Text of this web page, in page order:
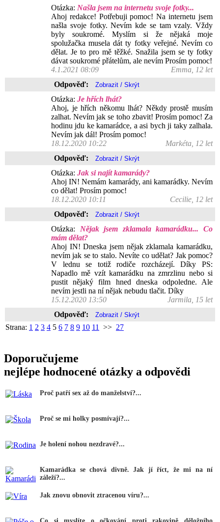
Otázka: Našla jsem na internetu svoje fotky...
Ahoj redakce! Potřebuji pomoc! Na internetu jsem
našla svoje fotky. Nevím kde se tam vzaly. Vždy
byly soukromé. Myslím si že nějaká moje
spolužačka musela dát ty fotky veřejné. Nevím co
dělat. Je to pro mě těžké. Snažila jsem se ty fotky
dávat soukromé přátelům, ale nevím Prosím pomoc!
4.1.2021 08:09
Emma, 12 let
Odpověď:
Otázka: Je hřích lhát?
Ahoj, je hřích někomu lhát? Někdy prostě musím
zalhat. Nevím jak se toho zbavit! Prosím pomoc! Za
hodinu jdu ke kamarádce, a asi bych ji taky zalhala.
Nevím jak dál! Prosím pomoc!
18.12.2020 10:22
Markéta, 12 let
Odpověď:
Otázka: Jak si najít kamarády?
Ahoj IN! Nemám kamarády, ani kamarádky. Nevím
co dělat! Prosím pomoc!
18.12.2020 10:11
Cecilie, 12 let
Odpověď:
Otázka: Nějak jsem zklamala kamarádku... Co
mám dělat?
Ahoj IN! Dneska jsem nějak zklamala kamarádku,
nevím jak se to stalo. Nevíte co udělat? Jak pomoc?
V lednu se totiž rodiče rozcházejí. Díky PS:
Napadlo mě vzít kamarádku na zmrzlinu nebo si
pustit nějaký film hned dneska odpoledne. Ale
nevím jestli na ní nějak nebudu tlačit. Díky
15.12.2020 13:50
Jarmila, 15 let
Odpověď:
Strana: 1 2 3 4 5 6 7 8 9 10 11 >> 27
Doporučujeme
nejlépe hodnocené otázky a odpovědi
Proč patří sex až do manželství?...
Proč se mi holky posmívají?...
Je holení nohou nezdravé?...
Kamarádka se chová divně. Jak jí říct, že mi na ní
záleží?...
Jak znovu obnovit ztracenou víru?...